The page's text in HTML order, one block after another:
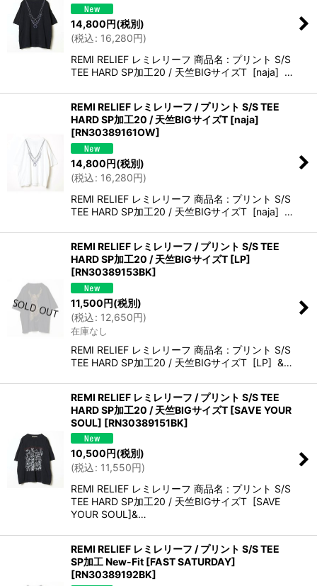
14,800円(税別)
(税込: 16,280円)
REMI RELIEF レミレリーフ 商品名 : プリント S/S
TEE HARD SP加工20 / 天竺BIGサイズT [naja] …
REMI RELIEF レミレリーフ / プリント S/S TEE
HARD SP加工20 / 天竺BIGサイズT [naja]
[RN30389161OW]
14,800円(税別)
(税込: 16,280円)
REMI RELIEF レミレリーフ 商品名 : プリント S/S
TEE HARD SP加工20 / 天竺BIGサイズT [naja] …
REMI RELIEF レミレリーフ / プリント S/S TEE
HARD SP加工20 / 天竺BIGサイズT [LP]
[RN30389153BK]
11,500円(税別)
(税込: 12,650円)
在庫なし
REMI RELIEF レミレリーフ 商品名 : プリント S/S
TEE HARD SP加工20 / 天竺BIGサイズT [LP] &…
REMI RELIEF レミレリーフ / プリント S/S TEE
HARD SP加工20 / 天竺BIGサイズT [SAVE YOUR
SOUL] [RN30389151BK]
10,500円(税別)
(税込: 11,550円)
REMI RELIEF レミレリーフ 商品名 : プリント S/S
TEE HARD SP加工20 / 天竺BIGサイズT [SAVE
YOUR SOUL]&…
REMI RELIEF レミレリーフ / プリント S/S TEE
SP加工 New-Fit [FAST SATURDAY]
[RN30389192BK]